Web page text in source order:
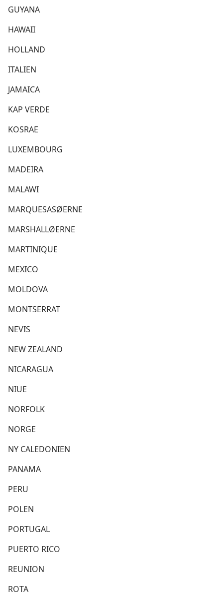
GUYANA
HAWAII
HOLLAND
ITALIEN
JAMAICA
KAP VERDE
KOSRAE
LUXEMBOURG
MADEIRA
MALAWI
MARQUESASØERNE
MARSHALLØERNE
MARTINIQUE
MEXICO
MOLDOVA
MONTSERRAT
NEVIS
NEW ZEALAND
NICARAGUA
NIUE
NORFOLK
NORGE
NY CALEDONIEN
PANAMA
PERU
POLEN
PORTUGAL
PUERTO RICO
REUNION
ROTA